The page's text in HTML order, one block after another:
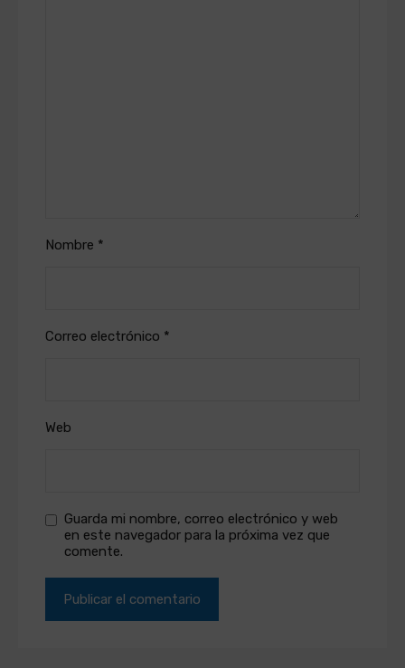
Nombre *
Correo electrónico *
Web
Guarda mi nombre, correo electrónico y web
en este navegador para la próxima vez que
comente.